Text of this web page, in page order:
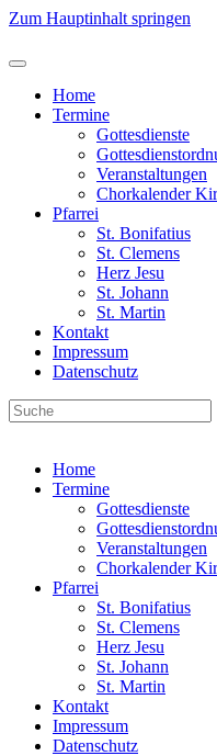
Zum Hauptinhalt springen
Home
Termine
Gottesdienste
Veranstaltungen
Chorkalender
Pfarrei
St. Bonifatius
St. Clemens
Herz Jesu
St. Johann
St. Martin
Kontakt
Impressum
Datenschutz
Home
Termine
Gottesdienste
Veranstaltungen
Chorkalender
Pfarrei
St. Bonifatius
St. Clemens
Herz Jesu
St. Johann
St. Martin
Kontakt
Impressum
Datenschutz